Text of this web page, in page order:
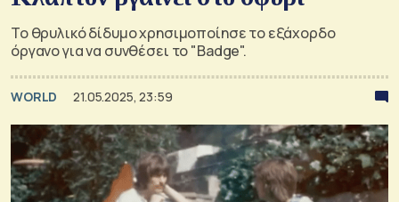
Το θρυλικό δίδυμο χρησιμοποίησε το εξάχορδο
όργανο για να συνθέσει το "Badge".
WORLD 21.05.2025, 23:59